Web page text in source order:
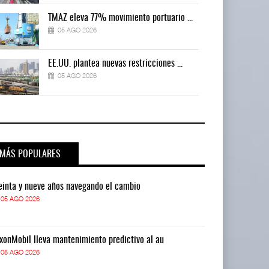
TMAZ eleva 77% movimiento portuario ...
05 AGO 2026
EE.UU. plantea nuevas restricciones ...
05 AGO 2026
MÁS POPULARES
y nueve años navegando el cambio
05 AGO 2026
lleva mantenimiento predictivo al au
05 AGO 2026